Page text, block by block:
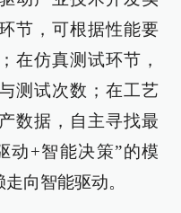
节，可根据性能要
在仿真测试环节，
测试次数；在工艺
数据，自主寻找最
动+智能决策”的模
向智能驱动。